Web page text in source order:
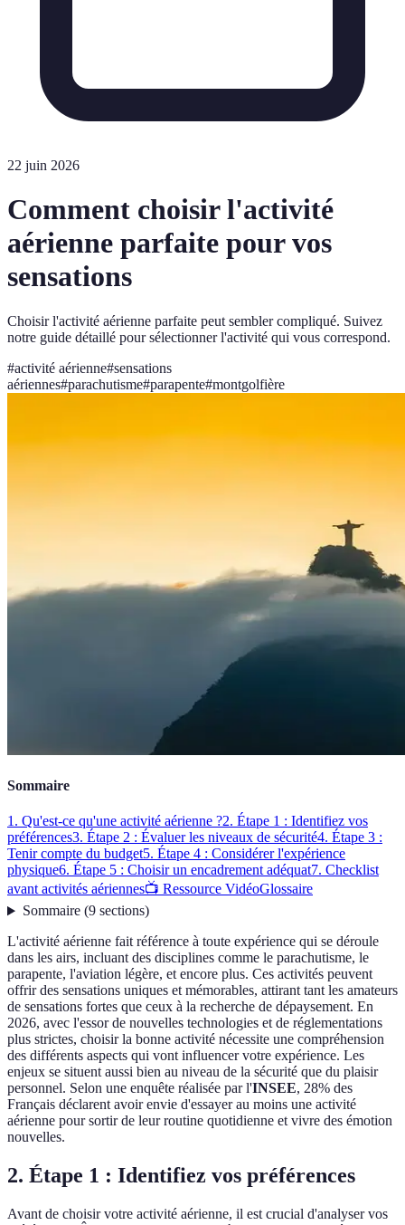
22 juin 2026
Comment choisir l'activité
aérienne parfaite pour vos
sensations
Choisir l'activité aérienne parfaite peut sembler compliqué. Suivez
notre guide détaillé pour sélectionner l'activité qui vous correspond.
#activité aérienne#sensations
aériennes#parachutisme#parapente#montgolfière
Sommaire
1. Qu'est-ce qu'une activité aérienne ?2. Étape 1 : Identifiez vos
préférences3. Étape 2 : Évaluer les niveaux de sécurité4. Étape 3 :
Tenir compte du budget5. Étape 4 : Considérer l'expérience
physique6. Étape 5 : Choisir un encadrement adéquat7. Checklist
avant activités aériennes📺 Ressource VidéoGlossaire
Sommaire(9 sections)
L'activité aérienne fait référence à toute expérience qui se déroule
dans les airs, incluant des disciplines comme le parachutisme, le
parapente, l'aviation légère, et encore plus. Ces activités peuvent
offrir des sensations uniques et mémorables, attirant tant les amateurs
de sensations fortes que ceux à la recherche de dépaysement. En
2026, avec l'essor de nouvelles technologies et de réglementations
plus strictes, choisir la bonne activité nécessite une compréhension
des différents aspects qui vont influencer votre expérience. Les
enjeux se situent aussi bien au niveau de la sécurité que du plaisir
personnel. Selon une enquête réalisée par l'INSEE, 28% des
Français déclarent avoir envie d'essayer au moins une activité
aérienne pour sortir de leur routine quotidienne et vivre des émotion
nouvelles.
2. Étape 1 : Identifiez vos préférences
Avant de choisir votre activité aérienne, il est crucial d'analyser vos